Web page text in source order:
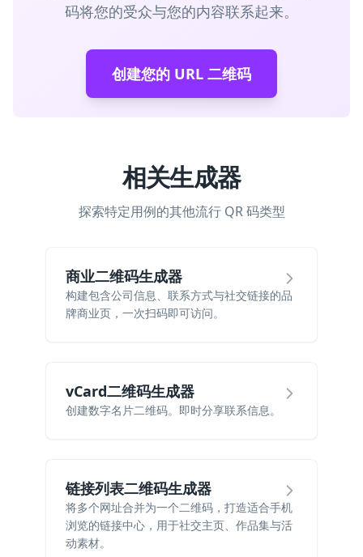
码将您的受众与您的内容联系起来。
创建您的 URL 二维码
相关生成器
探索特定用例的其他流行 QR 码类型
商业二维码生成器
构建包含公司信息、联系方式与社交链接的品
牌商业页，一次扫码即可访问。
vCard二维码生成器
创建数字名片二维码。即时分享联系信息。
链接列表二维码生成器
将多个网址合并为一个二维码，打造适合手机
浏览的链接中心，用于社交主页、作品集与活
动素材。